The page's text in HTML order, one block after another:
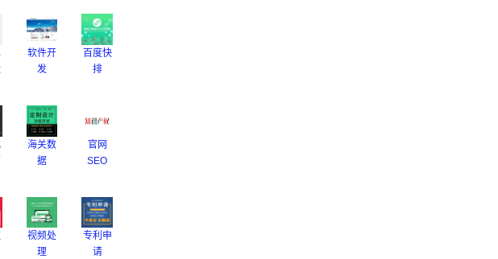
软件开
发
百度快
排
海关数
据
官网
SEO
视频处
理
专利申
请